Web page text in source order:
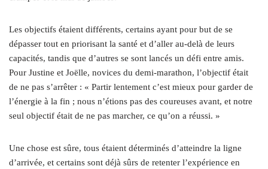
Les objectifs étaient différents, certains ayant pour but de se
dépasser tout en priorisant la santé et d’aller au-delà de leurs
capacités, tandis que d’autres se sont lancés un défi entre amis.
Pour Justine et Joëlle, novices du demi-marathon, l’objectif était
de ne pas s’arrêter : « Partir lentement c’est mieux pour garder de
l’énergie à la fin ; nous n’étions pas des coureuses avant, et notre
seul objectif était de ne pas marcher, ce qu’on a réussi. »
Une chose est sûre, tous étaient déterminés d’atteindre la ligne
d’arrivée, et certains sont déjà sûrs de retenter l’expérience en